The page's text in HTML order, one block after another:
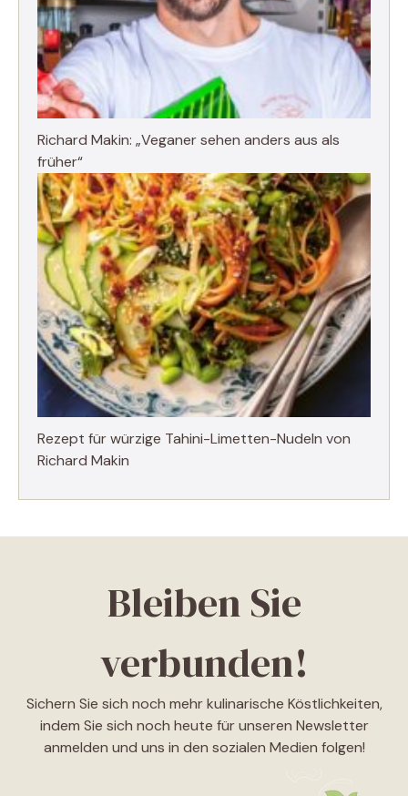
Richard Makin: „Veganer sehen anders aus als
früher“
Rezept für würzige Tahini-Limetten-Nudeln von
Richard Makin
Bleiben Sie
verbunden!
Sichern Sie sich noch mehr kulinarische Köstlichkeiten,
indem Sie sich noch heute für unseren Newsletter
anmelden und uns in den sozialen Medien folgen!